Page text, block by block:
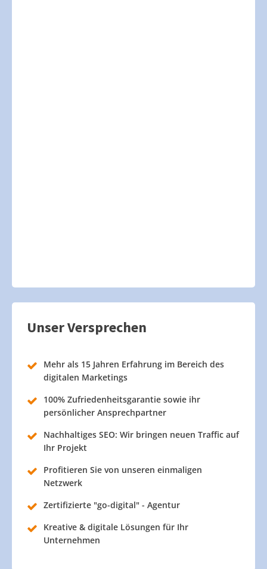
Unser Versprechen
Mehr als 15 Jahren Erfahrung im Bereich des
digitalen Marketings
100% Zufriedenheitsgarantie sowie ihr
persönlicher Ansprechpartner
Nachhaltiges SEO: Wir bringen neuen Traffic auf
Ihr Projekt
Profitieren Sie von unseren einmaligen
Netzwerk
Zertifizierte "go-digital" - Agentur
Kreative & digitale Lösungen für Ihr
Unternehmen